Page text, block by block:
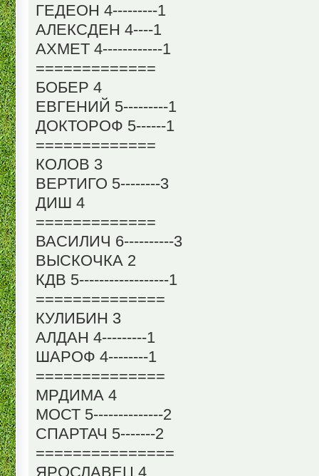
ГЕДЕОН 4---------1
АЛЕКСДЕН 4----1
АХМЕТ 4------------1
=============
БОБЕР 4
ЕВГЕНИЙ 5---------1
ДОКТОРОФ 5------1
=============
КОЛОВ 3
ВЕРТИГО 5--------3
ДИШ 4
=============
ВАСИЛИЧ 6----------3
ВЫСКОЧКА 2
КДВ 5------------------1
==============
КУЛИБИН 3
АЛДАН 4---------1
ШАРОФ 4--------1
==============
МРДИМА 4
МОСТ 5--------------2
СПАРТАЧ 5-------2
===============
ЯРОСЛАВЕЦ 4